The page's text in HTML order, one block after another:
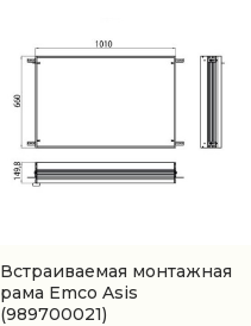
Встраиваемая монтажная
рама Emco Asis
(989700021)